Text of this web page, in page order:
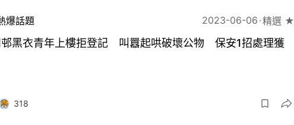
爆話題 2023-06-06 精選 ★
黑衣青年上樓拒登記 叫囂起哄破壞公物 保安1招處理獲
318